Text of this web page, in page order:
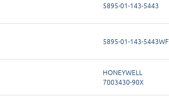
5895-01-143-5443
5895-01-143-5443WF
HONEYWELL
7003430-90X